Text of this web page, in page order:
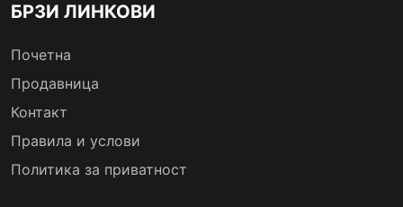
БРЗИ ЛИНКОВИ
Почетна
Продавница
Контакт
Правила и услови
Политика за приватност